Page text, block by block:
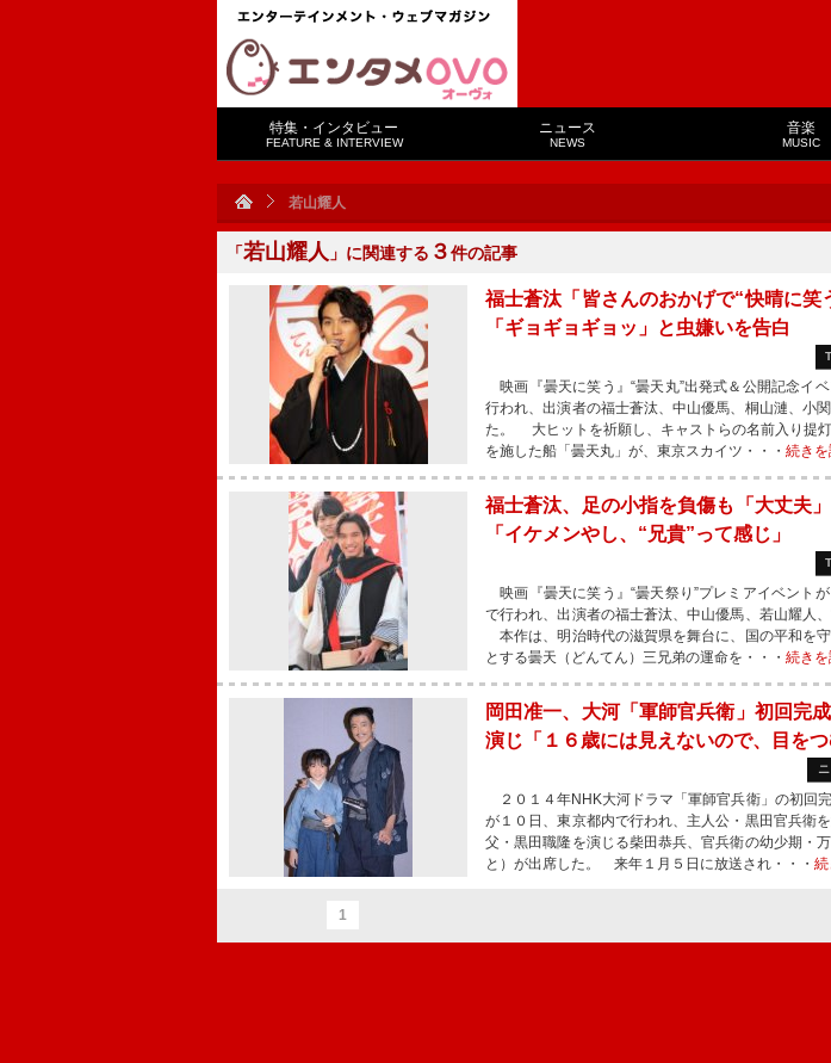
特集・インタビュー
FEATURE & INTERVIEW
ニュース
NEWS
音楽
MUSIC
若山耀人
「若山耀人 」に関連する ３件の記事
福士蒼汰「皆さんのおかげで“快晴に
「ギョギョギョッ」と虫嫌いを告白
映画『曇天に笑う』“曇天丸”出発式＆公開記念イ
行われ、出演者の福士蒼汰、中山優馬、桐山漣、小
た。 大ヒットを祈願し、キャストらの名前入り提
を施した船「曇天丸」が、東京スカイツ・・・ 続き
福士蒼汰、足の小指を負傷も「大丈夫
「イケメンやし、“兄貴”って感じ」
映画『曇天に笑う』“曇天祭り”プレミアイベント
で行われ、出演者の福士蒼汰、中山優馬、若山耀人
本作は、明治時代の滋賀県を舞台に、国の平和を守
とする曇天（どんてん）三兄弟の運命を・・・ 続き
岡田准一、大河「軍師官兵衛」初回完
演じ「１６歳には見えないので、目をつ
２０１４年NHK大河ドラマ「軍師官兵衛」の初回
が１０日、東京都内で行われ、主人公・黒田官兵衛
父・黒田職隆を演じる柴田恭兵、官兵衛の幼少期・
と）が出席した。 来年１月５日に放送され・・・
1